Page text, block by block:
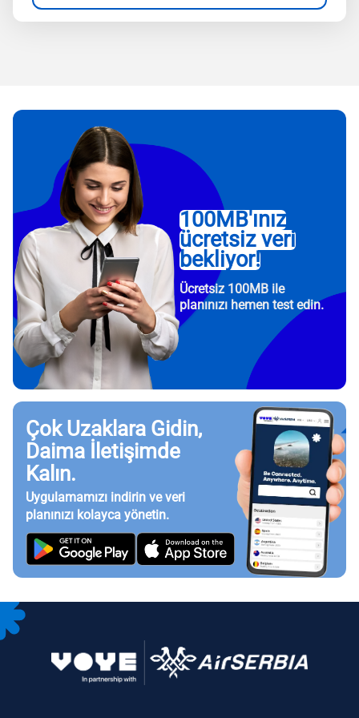
100MB'ınız
ücretsiz veri
bekliyor!
Ücretsiz 100MB ile
planınızı hemen test edin.
Çok Uzaklara Gidin,
Daima İletişimde
Kalın.
Uygulamamızı indirin ve veri
planınızı kolayca yönetin.